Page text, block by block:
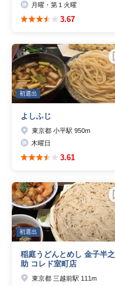
月曜・第１火曜
3.67
初選出
よしふじ
東京都 小平駅 950m
木曜日
3.61
初選出
稲庭うどんとめし 金子半之
助 コレド室町店
東京都 三越前駅 111m